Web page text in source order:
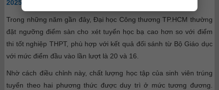
2025
Trong những năm gần đây, Đại học Công thương TP.HCM thường
đặt ngưỡng điểm sàn cho xét tuyển học bạ cao hơn so với điểm
thi tốt nghiệp THPT, phù hợp với kết quả đối sánh từ Bộ Giáo dục
với mức điểm đầu vào lần lượt là 20 và 16.
Nhờ cách điều chỉnh này, chất lượng học tập của sinh viên trúng
tuyển theo hai phương thức được duy trì ở mức tương đương.